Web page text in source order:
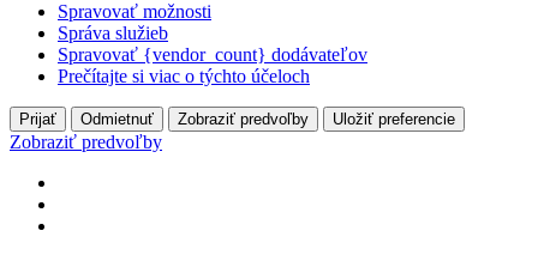
Spravovať možnosti
Správa služieb
Spravovať {vendor_count} dodávateľov
Prečítajte si viac o týchto účeloch
Prijať Odmietnuť Zobraziť predvoľby Uložiť preferencie
Zobraziť predvoľby